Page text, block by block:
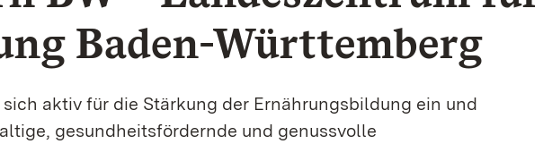
Baden-Württemberg
sich aktiv für die Stärkung der Ernährungsbildung ein und
gesundheitsfördernde und genussvolle